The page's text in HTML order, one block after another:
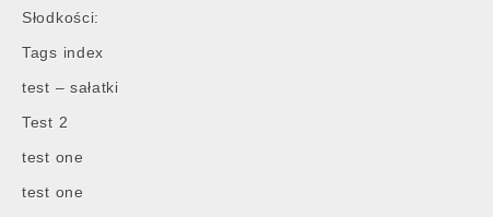
Słodkości:
Tags index
test – sałatki
Test 2
test one
test one